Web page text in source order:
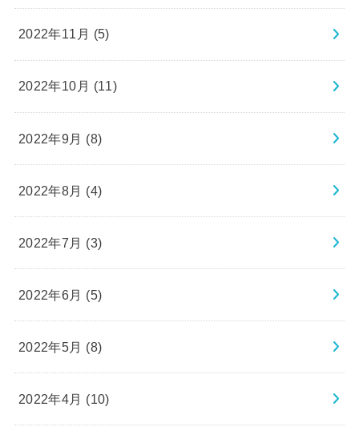
2022年11月 (5)
2022年10月 (11)
2022年9月 (8)
2022年8月 (4)
2022年7月 (3)
2022年6月 (5)
2022年5月 (8)
2022年4月 (10)